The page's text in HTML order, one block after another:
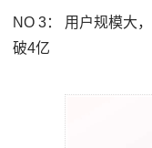
NO 3： 用户规模大
破4亿